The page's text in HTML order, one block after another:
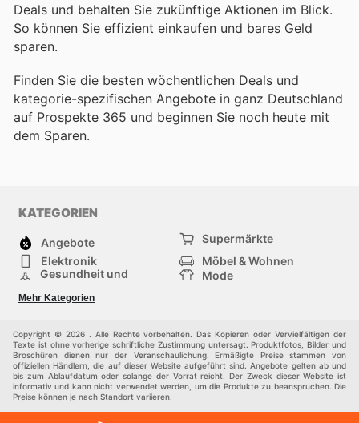
Deals und behalten Sie zukünftige Aktionen im Blick.
So können Sie effizient einkaufen und bares Geld
sparen.
Finden Sie die besten wöchentlichen Deals und
kategorie-spezifischen Angebote in ganz Deutschland
auf Prospekte 365 und beginnen Sie noch heute mit
dem Sparen.
KATEGORIEN
Angebote
Supermärkte
Elektronik
Möbel & Wohnen
Gesundheit und
Mode
Sportartikel und
Sportbekleidung
Einkaufzentren
Andere
Mehr Kategorien
Copyright © 2026 . Alle Rechte vorbehalten. Das Kopieren oder Vervielfältigen der
Texte ist ohne vorherige schriftliche Zustimmung untersagt. Produktfotos, Bilder und
Broschüren dienen nur der Veranschaulichung. Ermäßigte Preise stammen von
offiziellen Händlern, die auf dieser Website aufgeführt sind. Angebote gelten ab und
bis zum Ablaufdatum oder solange der Vorrat reicht. Der Zweck dieser Website ist
informativ und kann nicht verwendet werden, um die Produkte zu beanspruchen. Die
Preise können je nach Standort variieren.